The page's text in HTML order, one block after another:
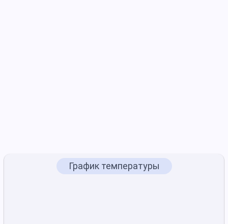
График температуры